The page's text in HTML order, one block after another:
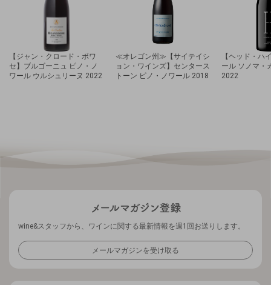
【ジャン・クロード・ボワ
セ】ブルゴーニュ ピノ・ノ
ワール ウルシュリーヌ 2022
≪オレゴン州≫【サイテイシ
ョン・ワインズ】センタース
トーン ピノ・ノワール 2018
【ヘッド・ハ
ール ソノマ・
2022
wine&スタッフから、ワインに関する最新情報を週1回お送りします。
メールマガジンを受け取る